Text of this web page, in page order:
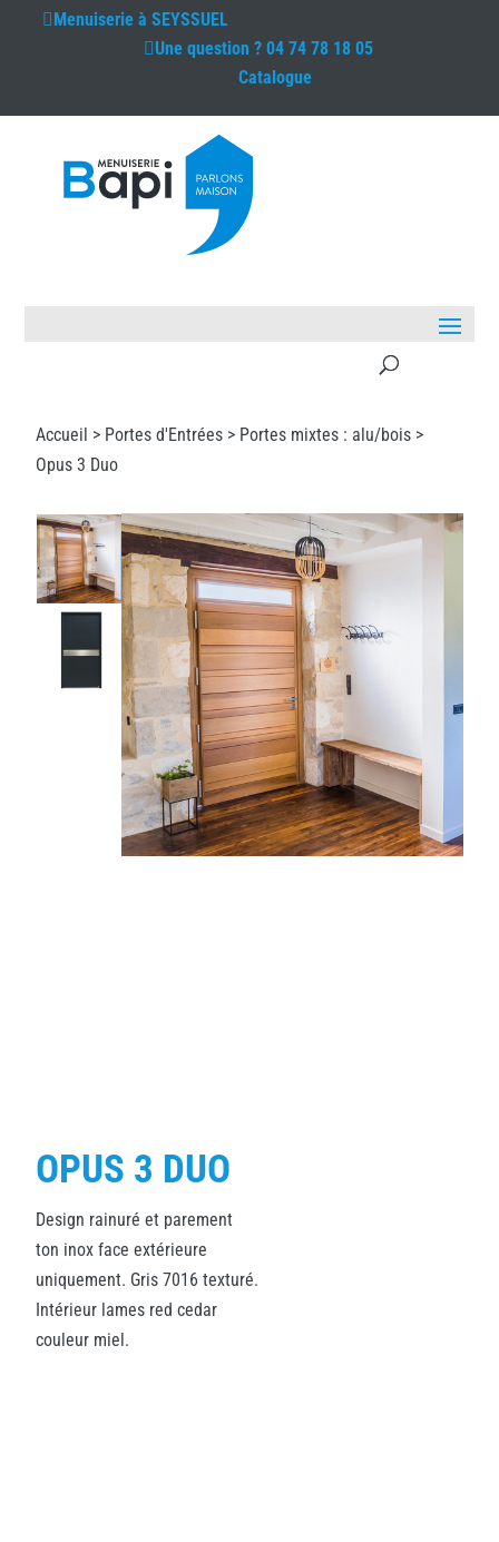
Menuiserie àSEYSSUEL
Une question ? 04 74 78 18 05
Catalogue
Accueil > Portes d'Entrées > Portes mixtes : alu/bois >
Opus 3 Duo
OPUS 3 DUO
Design rainuré et parement
ton inox face extérieure
uniquement. Gris 7016 texturé.
Intérieur lames red cedar
couleur miel.